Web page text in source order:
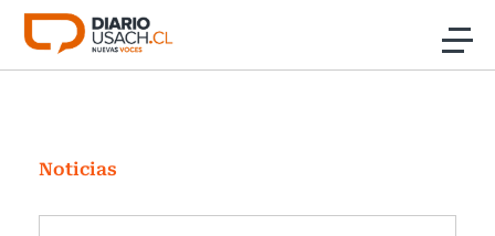
Click acá para ir directamente al contenido
Investigación
Cultura
Noticias